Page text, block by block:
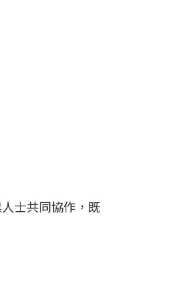
士共同協作，既